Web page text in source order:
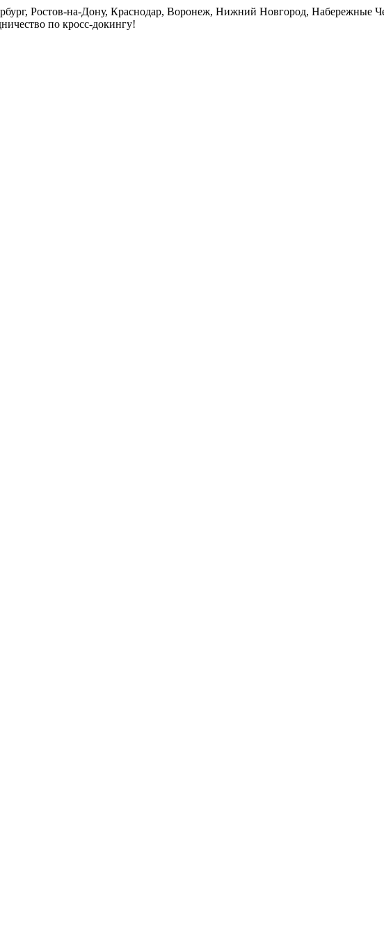
Ростов-на-Дону, Краснодар, Воронеж, Нижний Новгород, Набережные
по кросс-докингу!